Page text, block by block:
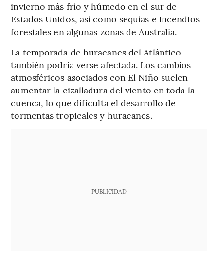
invierno más frío y húmedo en el sur de
Estados Unidos, así como sequías e incendios
forestales en algunas zonas de Australia.
La temporada de huracanes del Atlántico
también podría verse afectada. Los cambios
atmosféricos asociados con El Niño suelen
aumentar la cizalladura del viento en toda la
cuenca, lo que dificulta el desarrollo de
tormentas tropicales y huracanes.
PUBLICIDAD